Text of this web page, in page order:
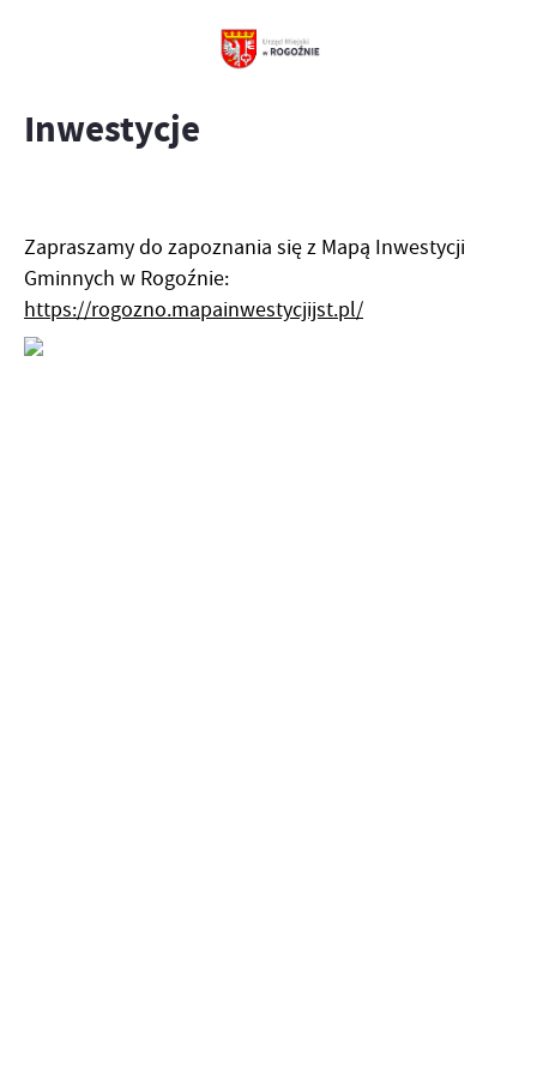
Inwestycje
Zapraszamy do zapoznania się z Mapą Inwestycji
Gminnych w Rogoźnie:
https://rogozno.mapainwestycjijst.pl/